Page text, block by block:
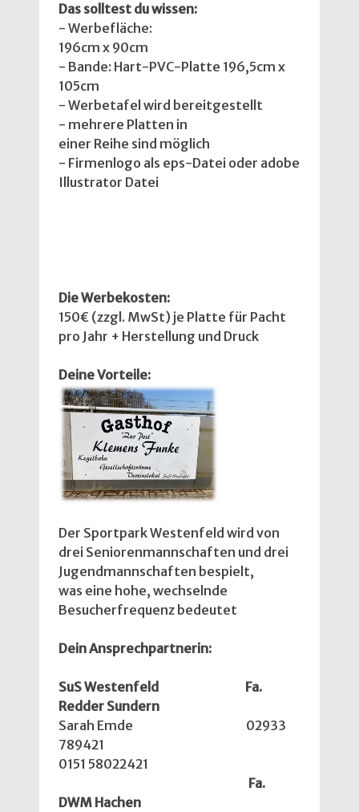
Das solltest du wissen:
- Werbefläche:
196cm x 90cm
- Bande: Hart-PVC-Platte 196,5cm x
105cm
- Werbetafel wird bereitgestellt
- mehrere Platten in
einer Reihe sind möglich
- Firmenlogo als eps-Datei oder adobe
Illustrator Datei
Die Werbekosten:
150€ (zzgl. MwSt) je Platte für Pacht
pro Jahr + Herstellung und Druck
Deine Vorteile:
Der Sportpark Westenfeld wird von
drei Seniorenmannschaften und drei
Jugendmannschaften bespielt,
was eine hohe, wechselnde
Besucherfrequenz bedeutet
Dein Ansprechpartnerin:
SuS Westenfeld
Fa.
Redder Sundern
Sarah Emde 02933
789421
0151 58022421
Fa.
DWM Hachen